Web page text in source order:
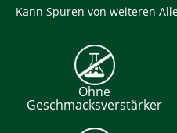
Kann Spuren von weiteren
Ohne
Geschmacksverstärker